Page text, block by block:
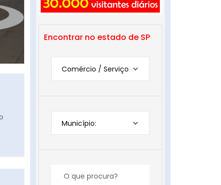
Encontrar no estado de SP
Comércio / Serviço
Município: